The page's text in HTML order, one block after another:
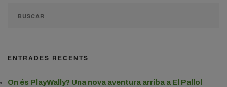
ENTRADES RECENTS
On és PlayWally? Una nova aventura arriba a El Pallol